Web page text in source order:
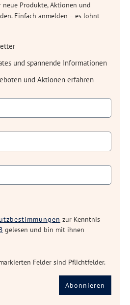
Produkte, Aktionen und
Einfach anmelden – es lohnt
und spannende Informationen
und Aktionen erfahren
zur Kenntnis
gelesen und bin mit ihnen
Felder sind Pflichtfelder.
Abonnieren